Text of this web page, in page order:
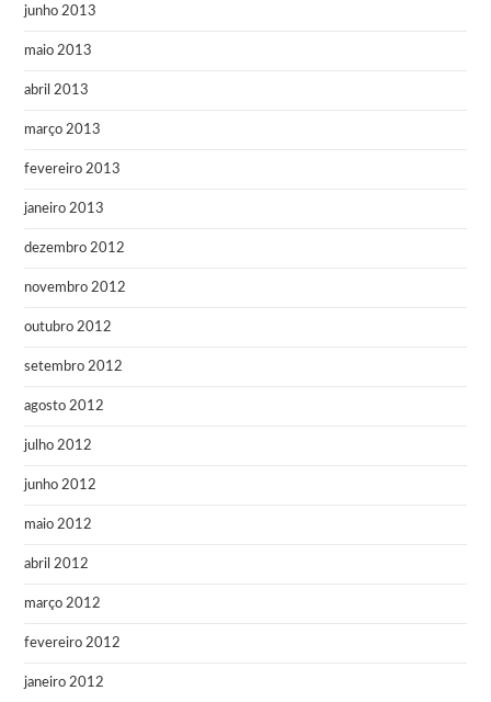
junho 2013
maio 2013
abril 2013
março 2013
fevereiro 2013
janeiro 2013
dezembro 2012
novembro 2012
outubro 2012
setembro 2012
agosto 2012
julho 2012
junho 2012
maio 2012
abril 2012
março 2012
fevereiro 2012
janeiro 2012